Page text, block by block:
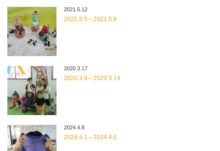
2021.5.12
2021.5.5～2021.5.8
2020.3.17
2020.3.9～2020.3.14
2024.4.8
2024.4.1～2024.4.6